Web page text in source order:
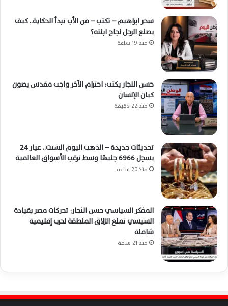
سحر ابراهيم – تكتب – من الأب تبدأ الحكاية.. كيف
يصنع الرجل نجاح ابنته؟
منذ 19 ساعة
حسن النجار يكتب: احترام الآخر واجب مقدس يصون
كيان الإنسان
منذ 22 دقيقة
تحديثات جديدة – الذهب اليوم السبت.. عيار 24
يسجل 6966 جنيهًا وسط ترقب الأسواق العالمية
منذ 20 ساعة
المفكر السياسي حسن النجار: تحركات مصر بقيادة
السيسي تمنع انزلاق المنطقة لحرب إقليمية
شاملة
منذ 21 ساعة